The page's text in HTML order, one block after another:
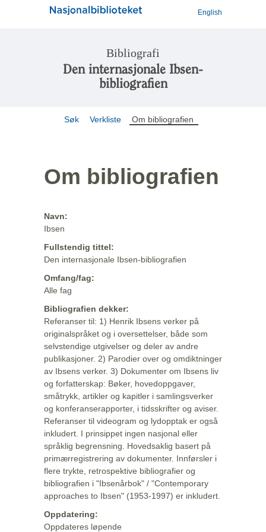
English
Bibliografi
Den internasjonale Ibsen-
bibliografien
Søk Verkliste Om bibliografien
Om bibliografien
Navn:
Ibsen
Fullstendig tittel:
Den internasjonale Ibsen-bibliografien
Omfang/fag:
Alle fag
Bibliografien dekker:
Referanser til: 1) Henrik Ibsens verker på
originalspråket og i oversettelser, både som
selvstendige utgivelser og deler av andre
publikasjoner. 2) Parodier over og omdiktninger
av Ibsens verker. 3) Dokumenter om Ibsens liv
og forfatterskap: Bøker, hovedoppgaver,
småtrykk, artikler og kapitler i samlingsverker
og konferanserapporter, i tidsskrifter og aviser.
Referanser til videogram og lydopptak er også
inkludert. I prinsippet ingen nasjonal eller
språklig begrensning. Hovedsaklig basert på
primærregistrering av dokumenter. Innførsler i
flere trykte, retrospektive bibliografier og
bibliografien i "Ibsenårbok" / "Contemporary
approaches to Ibsen" (1953-1997) er inkludert.
Oppdatering:
Oppdateres løpende